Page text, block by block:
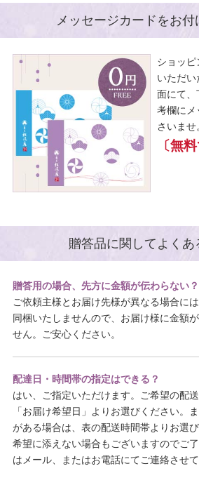
メッセージカードをお付
ショッ
いただ
面にて、
考欄にメ
さいませ
〔無
贈答品に関してよくあ
贈答用の場合、先方に金額が伝わらない？
ご依頼主様とお届け先様が異なる場合に
同梱いたしませんので、お届け様に金額
せん。ご安心ください。
配達日・時間帯の指定はできる？
はい、ご指定いただけます。ご希望の配
「お届け希望日」よりお選びください。
がある場合は、表の配送時間帯よりお選
希望に添えない場合もございますのでご
はメール、またはお電話にてご連絡させて